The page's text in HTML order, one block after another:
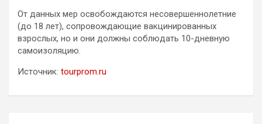
От данных мер освобождаются несовершеннолетние
(до 18 лет), сопровождающие вакцинированных
взрослых, но и они должны соблюдать 10-дневную
самоизоляцию.
Источник: tourprom.ru